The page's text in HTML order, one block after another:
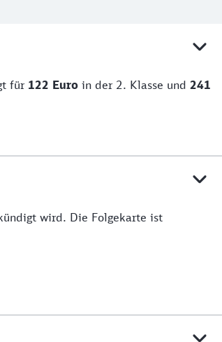
für 122 Euro in der 2. Klasse und 241
wird. Die Folgekarte ist